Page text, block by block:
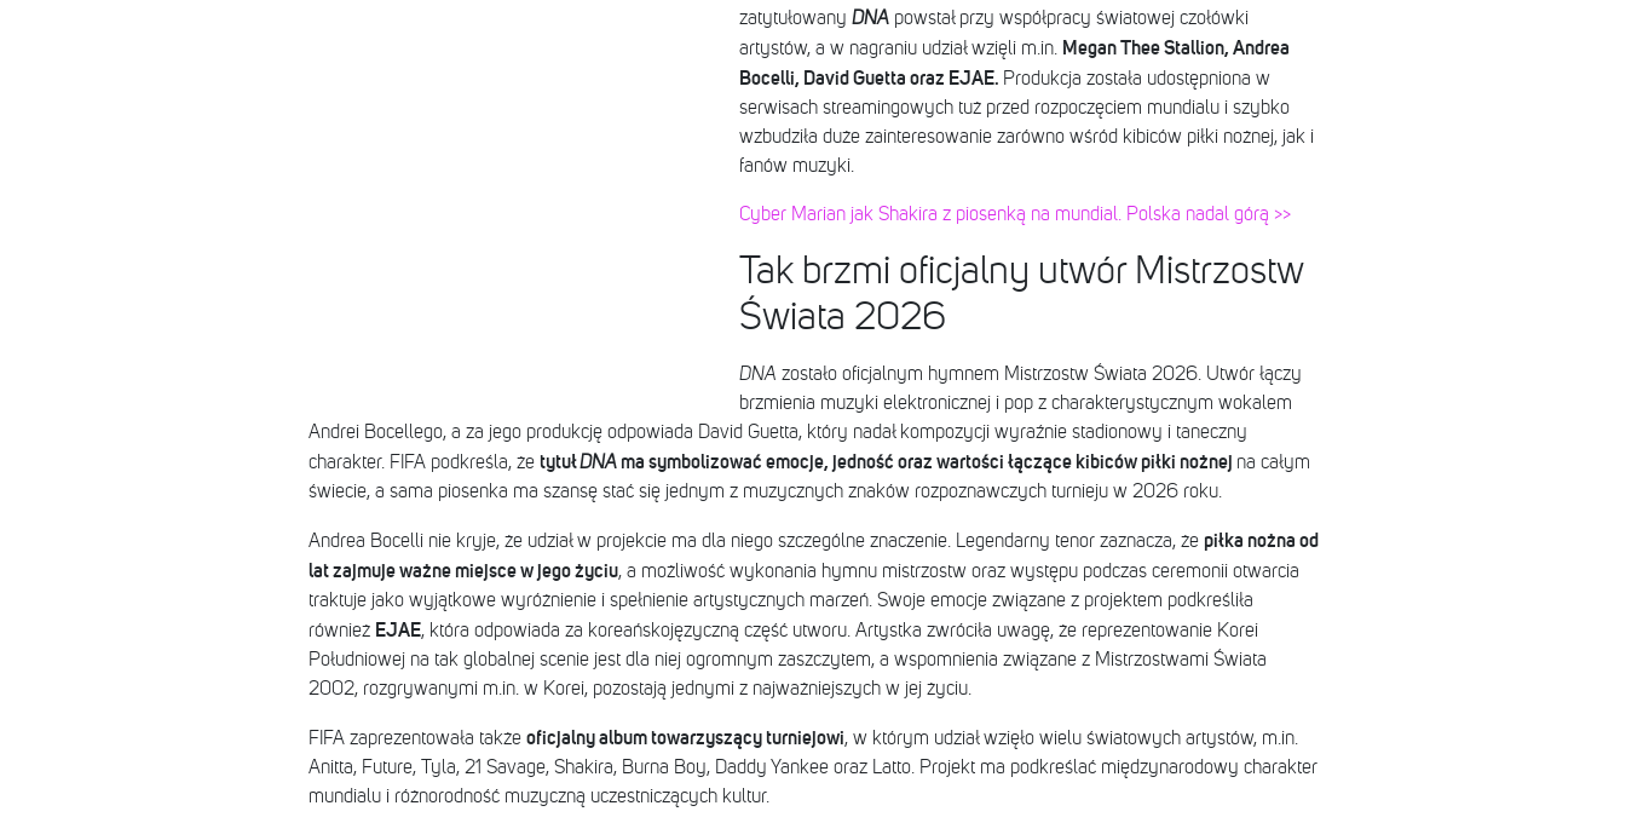
zatytułowany DNApowstał przy współpracy światowej czołówki
artystów, a w nagraniu udział wzięli m.in. Megan Thee Stallion, Andrea
Bocelli, David Guetta oraz EJAE. Produkcja została udostępniona w
serwisach streamingowych tuż przed rozpoczęciem mundialu i szybko
wzbudziła duże zainteresowanie zarówno wśród kibiców piłki nożnej, jak i
fanów muzyki.
Cyber Marian jak Shakira z piosenką na mundial. Polska nadal górą >>
Tak brzmi oficjalny utwór Mistrzostw
Świata 2026
DNA zostało oficjalnym hymnem Mistrzostw Świata 2026. Utwór łączy
brzmienia muzyki elektronicznej i pop z charakterystycznym wokalem
Andrei Bocellego, a za jego produkcję odpowiada David Guetta, który nadał kompozycji wyraźnie stadionowy i taneczny
charakter. FIFA podkreśla, że tytułDNAma symbolizować emocje, jedność oraz wartości łączące kibiców piłki nożnej na całym
świecie, a sama piosenka ma szansę stać się jednym z muzycznych znaków rozpoznawczych turnieju w 2026 roku.
Andrea Bocelli nie kryje, że udział w projekcie ma dla niego szczególne znaczenie. Legendarny tenor zaznacza, że piłka nożna od
lat zajmuje ważne miejsce w jego życiu, a możliwość wykonania hymnu mistrzostw oraz występu podczas ceremonii otwarcia
traktuje jako wyjątkowe wyróżnienie i spełnienie artystycznych marzeń. Swoje emocje związane z projektem podkreśliła
również EJAE, która odpowiada za koreańskojęzyczną część utworu. Artystka zwróciła uwagę, że reprezentowanie Korei
Południowej na tak globalnej scenie jest dla niej ogromnym zaszczytem, a wspomnienia związane z Mistrzostwami Świata
2002, rozgrywanymi m.in. w Korei, pozostają jednymi z najważniejszych w jej życiu.
FIFA zaprezentowała także oficjalny album towarzyszący turniejowi, w którym udział wzięło wielu światowych artystów, m.in.
Anitta, Future, Tyla, 21 Savage, Shakira, Burna Boy, Daddy Yankee oraz Latto. Projekt ma podkreślać międzynarodowy charakter
mundialu i różnorodność muzyczną uczestniczących kultur.